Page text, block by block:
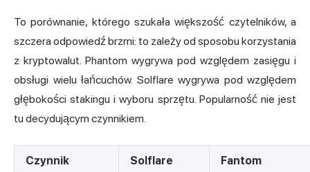
To porównanie, którego szukała większość czytelników, a
szczera odpowiedź brzmi: to zależy od sposobu korzystania
z kryptowalut. Phantom wygrywa pod względem zasięgu i
obsługi wielu łańcuchów. Solflare wygrywa pod względem
głębokości stakingu i wyboru sprzętu. Popularność nie jest
tu decydującym czynnikiem.
Czynnik Solflare Fantom